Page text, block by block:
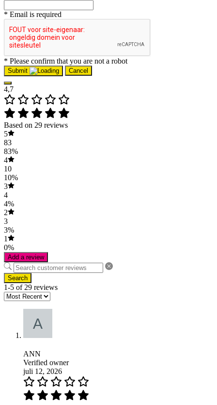
* Email is required
* Please confirm that you are not a robot
Submit Cancel
4,7
Based on 29 reviews
5
83
83%
4
10
10%
3
4
4%
2
3
3%
1
0%
Add a review
Search
1-5 of 29 reviews
ANN
Verified owner
juli 12, 2026